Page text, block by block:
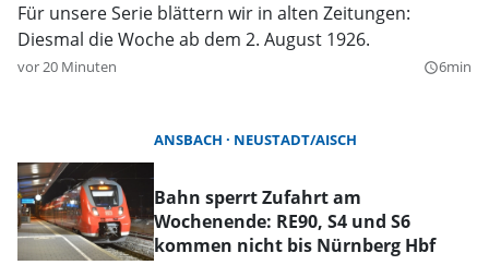
Für unsere Serie blättern wir in alten Zeitungen:
Diesmal die Woche ab dem 2. August 1926.
vor 20 Minuten query_builder6min
ANSBACH NEUSTADT/AISCH
Bahn sperrt Zufahrt am
Wochenende: RE90, S4 und S6
kommen nicht bis Nürnberg Hbf